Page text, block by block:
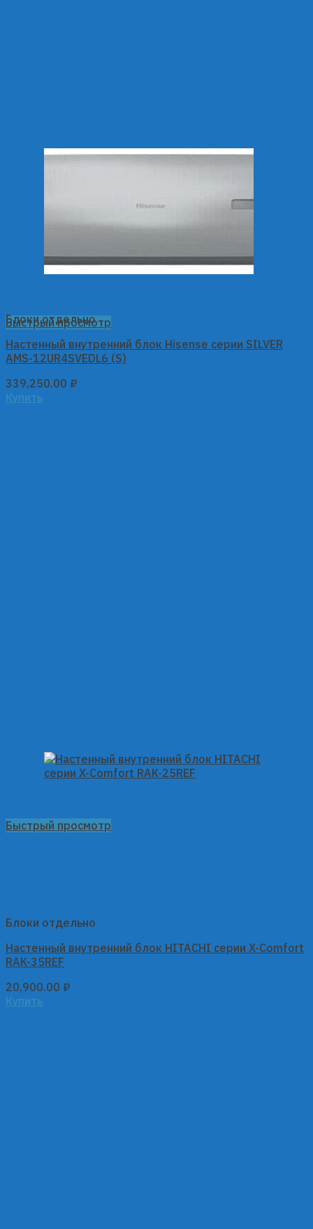
Быстрый просмотр
Блоки отдельно
Настенный внутренний блок Hisense серии SILVER
AMS-12UR4SVEDL6 (S)
339,250.00 ₽
Купить
Быстрый просмотр
Блоки отдельно
Настенный внутренний блок HITACHI серии X-Comfort
RAK-35REF
20,900.00 ₽
Купить